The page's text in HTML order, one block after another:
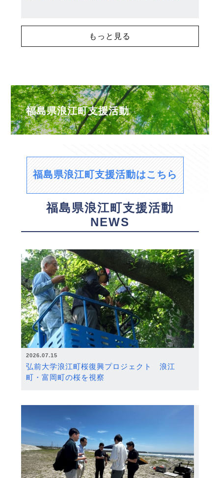
もっと見る
福島県浪江町支援活動
福島県浪江町支援活動はこちら
福島県浪江町支援活動
NEWS
2026.07.15
弘前大学浪江町桜復興プロジェクト 浪江
町・富岡町の桜を視察